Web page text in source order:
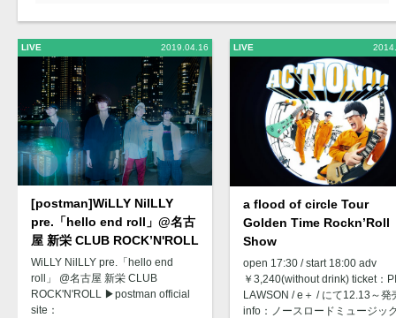
LIVE 2019.04.16
[postman]WiLLY NilLLY
pre.「hello end roll」@名古
屋 新栄 CLUB ROCK’N'ROLL
WiLLY NilLLY pre.「hello end
roll」 @名古屋 新栄 CLUB
ROCK'N'ROLL ▶︎postman official
site：
LIVE
a flood of circle Tour
Golden Time Rockn’Roll
Show
open 17:30 / start 18:00 adv
￥3,240(without drink) ticket：
LAWSON / e＋ / にて12.13～発
info：ノースロードミュージッ